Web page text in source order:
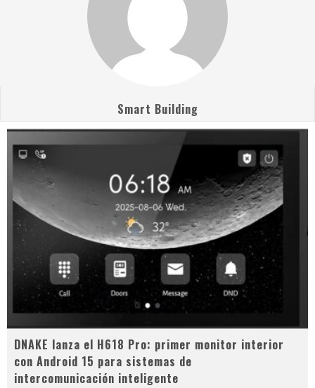
Smart Building
DNAKE lanza el H618 Pro: primer monitor interior
con Android 15 para sistemas de
intercomunicación inteligente